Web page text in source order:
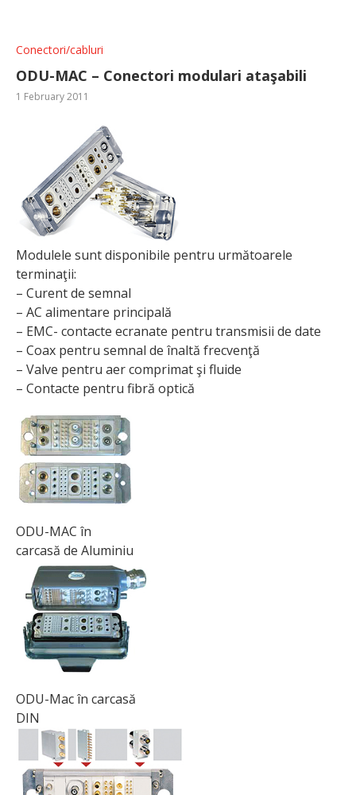
Conectori/cabluri
ODU-MAC – Conectori modulari ataşabili
1 February 2011
Modulele sunt disponibile pentru următoarele
terminaţii:
– Curent de semnal
– AC alimentare principală
– EMC- contacte ecranate pentru transmisii de date
– Coax pentru semnal de înaltă frecvenţă
– Valve pentru aer comprimat şi fluide
– Contacte pentru fibră optică
ODU-MAC în
carcasă de Aluminiu
ODU-Mac în carcasă
DIN